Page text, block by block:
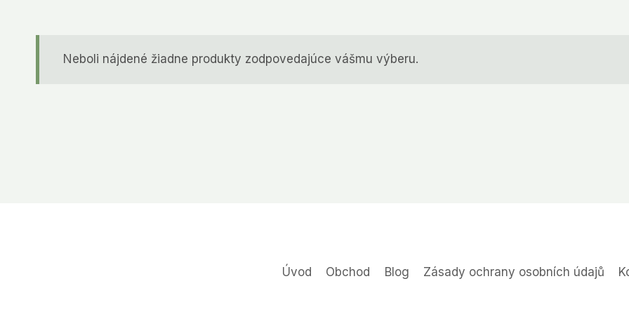
Neboli nájdené žiadne produkty zodpovedajúce vášmu výberu.
Úvod Obchod Blog Zásady ochrany osobních údajů